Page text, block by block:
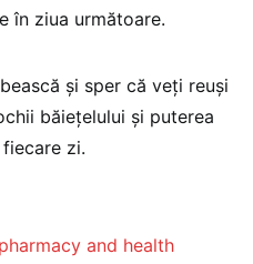
în ziua următoare.
şi sper că veţi reuşi
băieţelului şi puterea
zi.
and health